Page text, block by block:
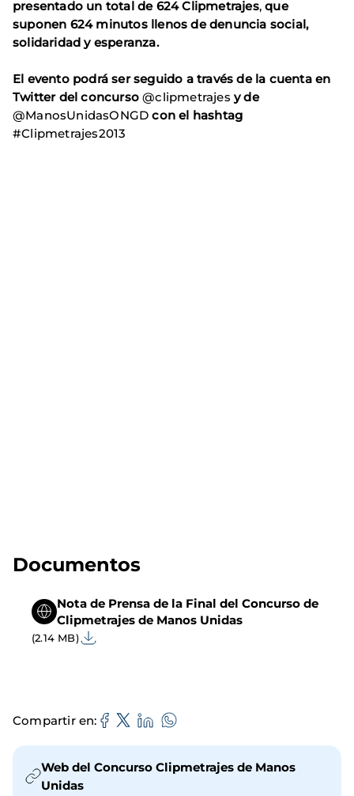
presentado un total de 624 Clipmetrajes,que
suponen 624 minutos llenos de denuncia social,
solidaridad y esperanza.
El evento podrá ser seguido a través de la cuenta en
Twitter del concurso @clipmetrajes y de
@ManosUnidasONGDcon el hashtag
#Clipmetrajes2013
Documentos
Nota de Prensa de la Final del Concurso de
Clipmetrajes de Manos Unidas
(2.14 MB)
Compartir en
Web del Concurso Clipmetrajes de Manos
Unidas